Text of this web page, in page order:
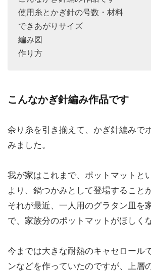
使用糸とかぎ針の号数・材料
できあがりサイズ
編み図
作り方
こんなかぎ針編み作品です
余り糸を引き揃えて、かぎ針編みで
みました。
我が家はこれまで、ポットマットと
より、鍋つかみとして登場すること
それが最近、一人用のグラタン皿を
で、家族分のポットマットがほしく
今までは大きな耐熱のキャセロール
ンなどを作っていたのですが、上層